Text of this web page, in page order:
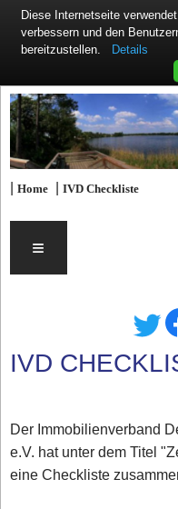
|Home |IVD Checkliste
≡
IVD
Der Immobilienverband
e.V. hat unter dem Titel
eine Checkliste
Diese Internetseite
verbessern und den
bereitzustellen.
Details